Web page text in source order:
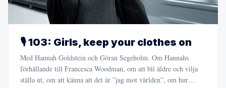
🎙️ 103: Girls, keep your clothes on
Med Hannah Goldstein och Göran Segeholm. Om Hannahs
förhållande till Francesca Woodman, om att bli äldre och vilja
ställa ut, om att känna att det är ”jag mot världen”, om hur